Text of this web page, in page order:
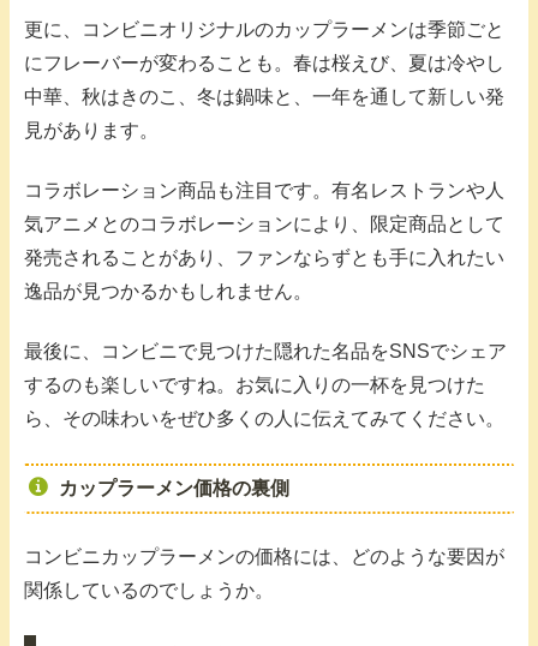
更に、コンビニオリジナルのカップラーメンは季節ごと
にフレーバーが変わることも。春は桜えび、夏は冷やし
中華、秋はきのこ、冬は鍋味と、一年を通して新しい発
見があります。
コラボレーション商品も注目です。有名レストランや人
気アニメとのコラボレーションにより、限定商品として
発売されることがあり、ファンならずとも手に入れたい
逸品が見つかるかもしれません。
最後に、コンビニで見つけた隠れた名品をSNSでシェア
するのも楽しいですね。お気に入りの一杯を見つけた
ら、その味わいをぜひ多くの人に伝えてみてください。
カップラーメン価格の裏側
コンビニカップラーメンの価格には、どのような要因が
関係しているのでしょうか。